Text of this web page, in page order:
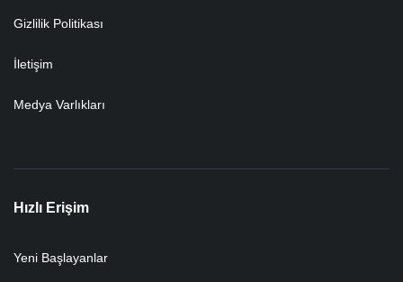
Gizlilik Politikası
İletişim
Medya Varlıkları
Hızlı Erişim
Yeni Başlayanlar